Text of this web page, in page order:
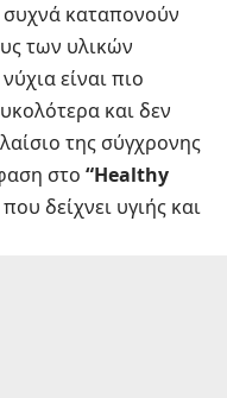
καταπονούν
των υλικών
είναι πιο
και δεν
της σύγχρονης
στο “Healthy
δείχνει υγιής και